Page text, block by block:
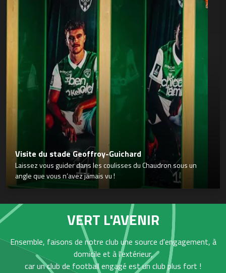
Visite du stade Geoffroy-Guichard
Laissez vous guider dans les coulisses du Chaudron sous un
angle que vous n’avez jamais vu !
VERT L'AVENIR
Ensemble, faisons de notre club une source d'engagement, à
domicile et à l'extérieur,
car un club de football engagé est un club plus fort !